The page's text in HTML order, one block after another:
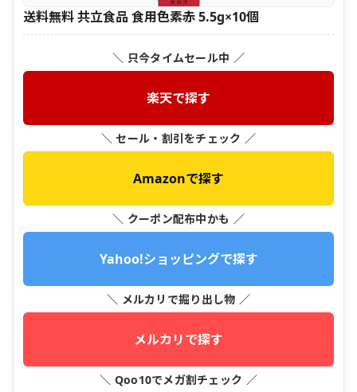
送料無料 共立食品 食用色素赤 5.5g×10個
＼ 只今タイムセール中 ／
楽天で探す
＼ セール・割引をチェック ／
Amazonで探す
＼ クーポン配布中かも ／
Yahoo!ショッピングで探す
＼ メルカリで掘り出し物 ／
メルカリで探す
＼ Qoo10でメガ割チェック ／